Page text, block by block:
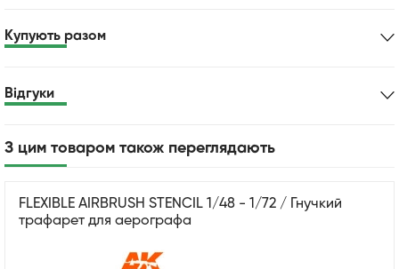
Купують разом
Відгуки
З цим товаром також переглядають
FLEXIBLE AIRBRUSH STENCIL 1/48 - 1/72 / Гнучкий
трафарет для аерографа